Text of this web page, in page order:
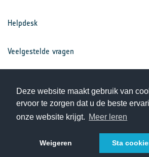
Deze website maakt gebruik van
ervoor te zorgen dat u de beste
onze website krijgt. Meer leren
Weigeren Sta
Helpdesk
Veelgestelde vragen
Privacy Statement